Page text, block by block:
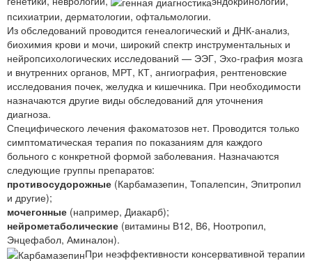
психиатрии, дерматологии, офтальмологии.
Из обследований проводится генеалогический и ДНК-анализ,
биохимия крови и мочи, широкий спектр инструментальных и
нейропсихологических исследований — ЭЭГ, Эхо-графия мозга
и внутренних органов, МРТ, КТ, ангиография, рентгеновские
исследования почек, желудка и кишечника. При необходимости
назначаются другие виды обследований для уточнения
диагноза.
Специфического лечения факоматозов нет. Проводится только
симптоматическая терапия по показаниям для каждого
больного с конкретной формой заболевания. Назначаются
следующие группы препаратов:
противосудорожные (Карбамазепин, Топалепсин, Эпитропил
и другие);
мочегонные (например, Диакарб);
нейрометаболические (витамины В12, В6, Ноотропил,
Энцефабол, Аминалон).
При неэффективности консервативной терапии